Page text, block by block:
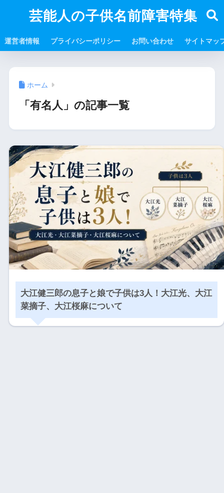
芸能人の子供名前障害特集
運営者情報 プライバシーポリシー お問い合わせ サイトマッ
ホーム
「有名人」の記事一覧
大江健三郎の息子と娘で子供は3人！大江光、大江
菜摘子、大江桜麻について